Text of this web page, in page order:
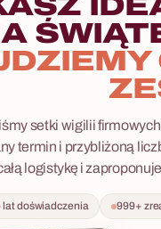
odpowiedzi i
rozgrywki sprawia że
eventu. Na życzenie
firmy, produkty lub
w angażującą formę
w całej Polsce — jako
wieczorną lub
z hotelem i pełną
są też inne warianty
większych grup i różnych
setki wigilii
termin i przybliżoną
logistykę i
lat doświadczenia 999+